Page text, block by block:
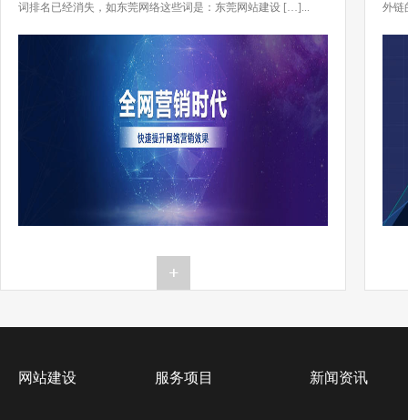
词排名已经消失，如东莞网络这些词是：东莞网站建设 […]...
外链
网站建设 服务项目 新闻资讯